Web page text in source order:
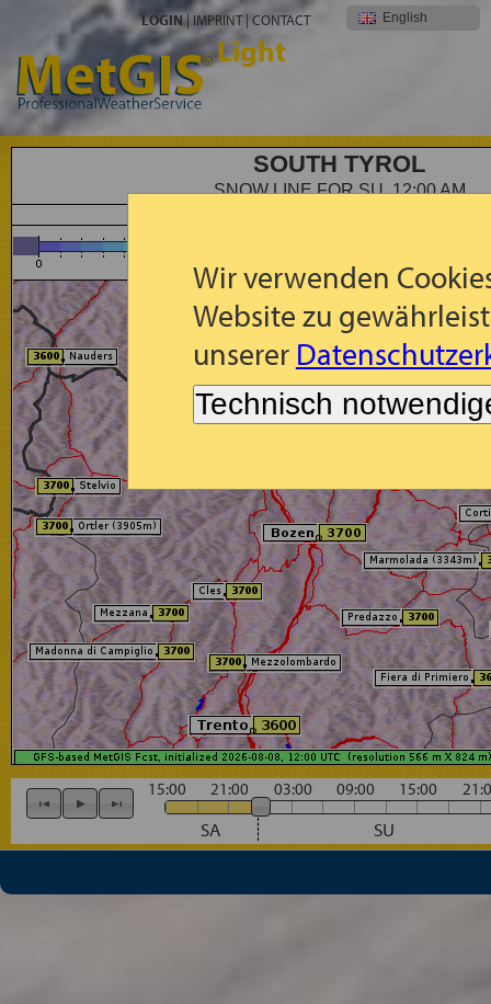
Wir verwenden
Website zu
unserer
Technisch
LOGIN| IMPRINT| CONTACT English
Light
SOUTH TYROL
SNOW LINE FOR SU, 12:00 AM
15:00 21:00 03:00 09:00 15:00
SA SU